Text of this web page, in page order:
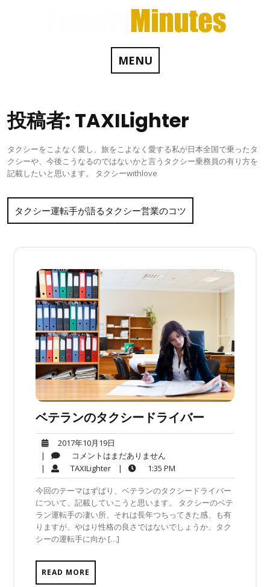
MENU
投稿者: TAXILighter
タクシーをこよなく愛し、旅をこよなく愛する私が日本全国で乗ったタ
クシーや、今後こうなるのではないかと言うタクシー乗務員の有り方を
記載したいと思います。 タクシーwithlove
タクシー運転手が語るタクシー営業のコツ
ベテランのタクシードライバー
2017年10月19日
年
10
月
19
日
| コメントはまだありません
メ
ン
ト
は
ま
だ
| TAXILighterTAXILighter
| 1:35 PM
PM
今回のテーマはずばり、ベテランのタクシードライバー
について、記載していこうと思います。 タクシーのベテ
ラン運転手の凄い所、それは長年つちってきた感、も有
りますが、やはり性格の良さではないでしょうか、タク
シーの運転手に向か […]
READ MORE